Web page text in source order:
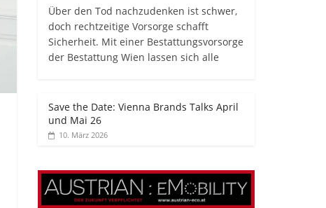
Über den Tod nachzudenken ist schwer,
doch rechtzeitige Vorsorge schafft
Sicherheit. Mit einer Bestattungsvorsorge
der Bestattung Wien lassen sich alle
Save the Date: Vienna Brands Talks April
und Mai 26
10. März 2026